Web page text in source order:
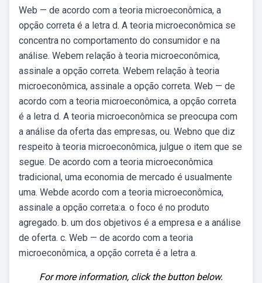
Web — de acordo com a teoria microeconômica, a
opção correta é a letra d. A teoria microeconômica se
concentra no comportamento do consumidor e na
análise. Webem relação à teoria microeconômica,
assinale a opção correta. Webem relação à teoria
microeconômica, assinale a opção correta. Web — de
acordo com a teoria microeconômica, a opção correta
é a letra d. A teoria microeconômica se preocupa com
a análise da oferta das empresas, ou. Webno que diz
respeito à teoria microeconômica, julgue o item que se
segue. De acordo com a teoria microeconômica
tradicional, uma economia de mercado é usualmente
uma. Webde acordo com a teoria microeconômica,
assinale a opção correta:a. o foco é no produto
agregado. b. um dos objetivos é a empresa e a análise
de oferta. c. Web — de acordo com a teoria
microeconômica, a opção correta é a letra a.
For more information, click the button below.